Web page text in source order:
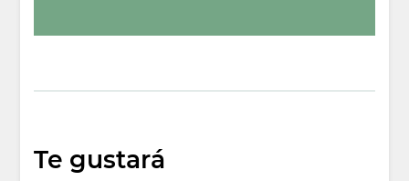
Te gustará